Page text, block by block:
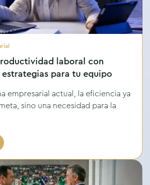
laboral con
para tu equipo
empresarial actual, la eficiencia ya
sino una necesidad para la